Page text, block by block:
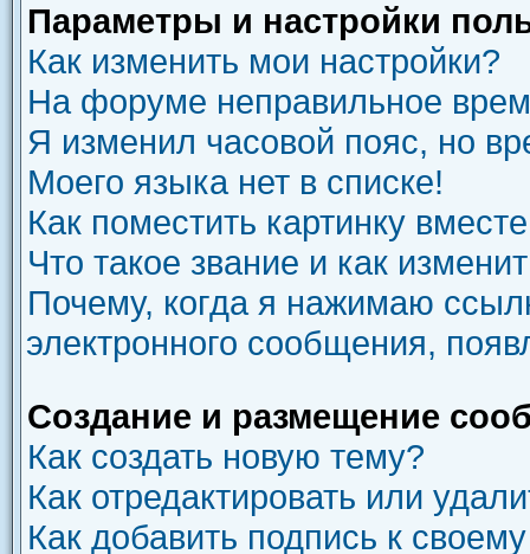
Параметры и настройки
Как изменить мои настройки?
На форуме неправильное
Я изменил часовой пояс, но
Моего языка нет в списке!
Как поместить картинку
Что такое звание и как
Почему, когда я нажимаю
электронного сообщения,
Создание и размещение
Как создать новую тему?
Как отредактировать или
Как добавить подпись к